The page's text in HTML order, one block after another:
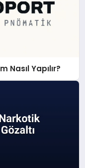
Nasıl Yapılır?